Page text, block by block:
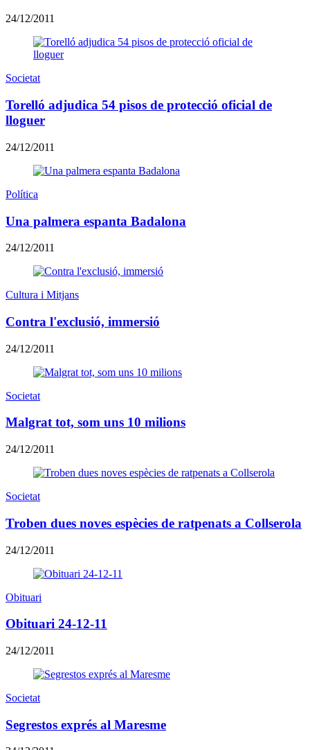
24/12/2011
Societat
Torelló adjudica 54 pisos de protecció oficial de
lloguer
24/12/2011
Política
Una palmera espanta Badalona
24/12/2011
Cultura i Mitjans
Contra l'exclusió, immersió
24/12/2011
Societat
Malgrat tot, som uns 10 milions
24/12/2011
Societat
Troben dues noves espècies de ratpenats a Collserola
24/12/2011
Obituari
Obituari 24-12-11
24/12/2011
Societat
Segrestos exprés al Maresme